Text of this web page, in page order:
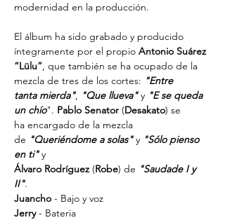
modernidad en la producción.
El álbum ha sido grabado y producido
íntegramente por el propio Antonio Suárez
“Lülu”, que también se ha ocupado de la
mezcla de tres de los cortes: "Entre
tanta mierda", "Que llueva" y "E se queda
un chío". Pablo Senator (Desakato) se
ha encargado de la mezcla
de "Queriéndome a solas" y "Sólo pienso
en ti" y
Álvaro Rodríguez (Robe) de "Saudade I y
II".
Juancho - Bajo y voz
Jerry - Bateria